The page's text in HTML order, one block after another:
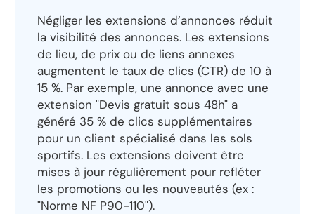
Négliger les extensions d’annonces réduit
la visibilité des annonces. Les extensions
de lieu, de prix ou de liens annexes
augmentent le taux de clics (CTR) de 10 à
15 %. Par exemple, une annonce avec une
extension "Devis gratuit sous 48h" a
généré 35 % de clics supplémentaires
pour un client spécialisé dans les sols
sportifs. Les extensions doivent être
mises à jour régulièrement pour refléter
les promotions ou les nouveautés (ex :
"Norme NF P90-110").